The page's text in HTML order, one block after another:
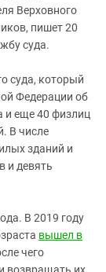
Верховного
пишет 20
суда.
суда, который
Федерации об
и еще 40 физлиц
В числе
зданий и
и девять
В 2019 году
вышел в
чего
возвращать их